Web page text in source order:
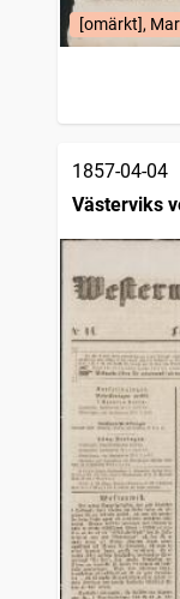
[omärkt],
1857-04-04
Västerviks